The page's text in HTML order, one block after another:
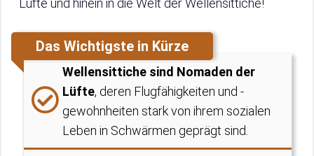
Lüfte und hinein in die Welt der Wellensittiche!
Das Wichtigste in Kürze
Wellensittiche sind Nomaden der
Lüfte, deren Flugfähigkeiten und -
gewohnheiten stark von ihrem sozialen
Leben in Schwärmen geprägt sind.